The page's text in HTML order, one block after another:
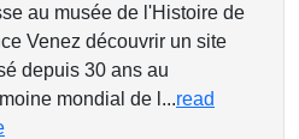
au musée de l'Histoire de
Venez découvrir un site
depuis 30 ans au
mondial de l...read